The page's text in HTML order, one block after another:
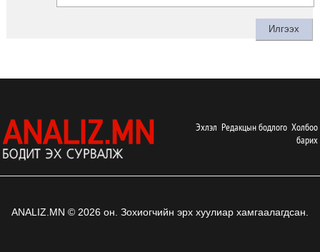
Эхлэл Редакцын бодлого Холбоо
барих
ANALIZ.MN © 2026 он. Зохиогчийн эрх хуулиар хамгаалагдсан.